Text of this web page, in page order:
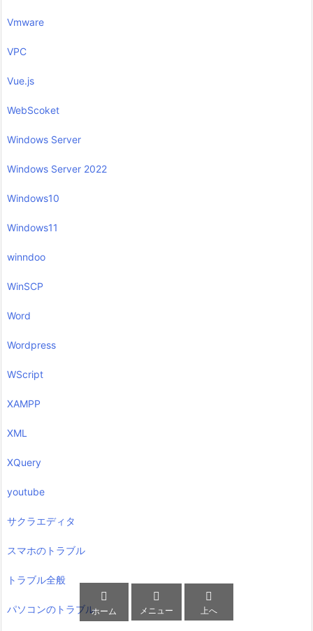
Vmware
VPC
Vue.js
WebScoket
Windows Server
Windows Server 2022
Windows10
Windows11
winndoo
WinSCP
Word
Wordpress
WScript
XAMPP
XML
XQuery
youtube
サクラエディタ
スマホのトラブル
トラブル全般
パソコンのトラブル

ホーム

メニュー

上へ